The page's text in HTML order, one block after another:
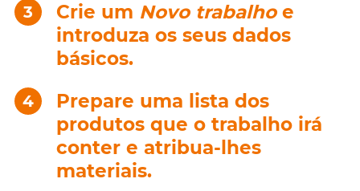
Crie um Novo trabalhoe
introduza os seus dados
básicos.
Prepare uma lista dos
produtos que o trabalho irá
conter e atribua-lhes
materiais.